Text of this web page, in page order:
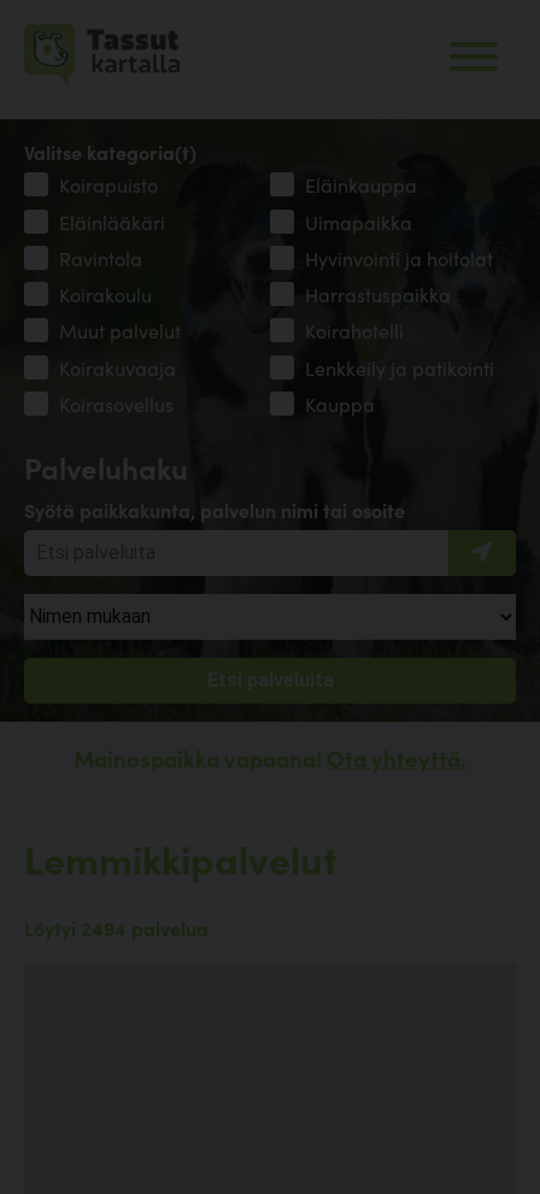
Palveluhaku
Syötä paikkakunta, palvelun nimi tai osoite
Valitse kategoria(t)
Koirapuisto
Eläinkauppa
Eläinlääkäri
Uimapaikka
Ravintola
Hyvinvointi ja hoitolat
Koirakoulu
Harrastuspaikka
Muut palvelut
Koirahotelli
Koirakuvaaja
Lenkkeily ja patikointi
Koirasovellus
Kauppa
Mainospaikka vapaana! Ota yhteyttä.
Lemmikkipalvelut
Löytyi 2494 palvelua